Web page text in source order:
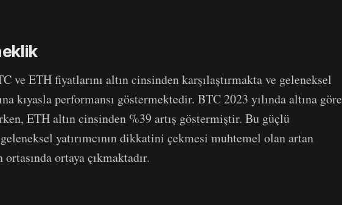
ve ETH fiyatlarını altın cinsinden karşılaştırmakta ve geleneksel
kıyasla performansı göstermektedir. BTC 2023 yılında altına göre
ETH altın cinsinden %39 artış göstermiştir. Bu güçlü
yatırımcının dikkatini çekmesi muhtemel olan artan
ortaya çıkmaktadır.